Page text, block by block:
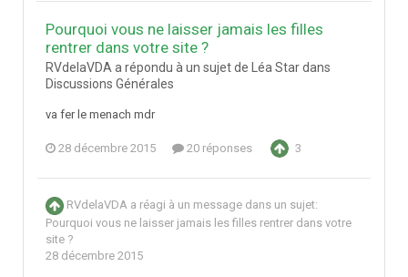
Pourquoi vous ne laisser jamais les filles
rentrer dans votre site ?
RVdelaVDA a répondu à un sujet de Léa Star dans
Discussions Générales
va fer le menach mdr
28 décembre 2015 20 réponses 3
RVdelaVDA a réagi à un message dans un sujet:
Pourquoi vous ne laisser jamais les filles rentrer dans votre
site ?
28 décembre 2015